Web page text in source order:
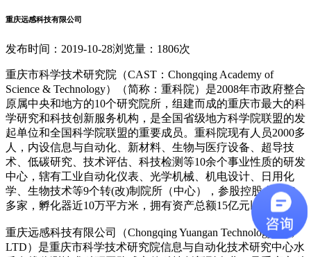
重庆远感科技有限公司
发布时间：2019-10-28浏览量：1806次
重庆市科学技术研究院（CAST：Chongqing Academy of
Science & Technology）（简称：重科院）是2008年市政府整合
原属中央和地方的10个研究院所，组建而成的重庆市最大的科
学研究和科技创新服务机构，是全国省级地方科学院联盟的发
起单位和全国科学院联盟的重要成员。重科院现有人员2000多
人，内设信息与自动化、新材料、生物与医疗设备、超导技
术、低碳研究、技术评估、科技检测等10余个事业性质的研发
中心，辖有工业自动化仪表、光学机械、机电设计、日用化
学、生物技术等9个转(改)制院所（中心），参股控股企业30
多家，孵化器近10万平方米，拥有资产总额15亿元以上。
重庆远感科技有限公司（Chongqing Yuangan Technology Co.,
LTD）是重庆市科学技术研究院信息与自动化技术研究中心水